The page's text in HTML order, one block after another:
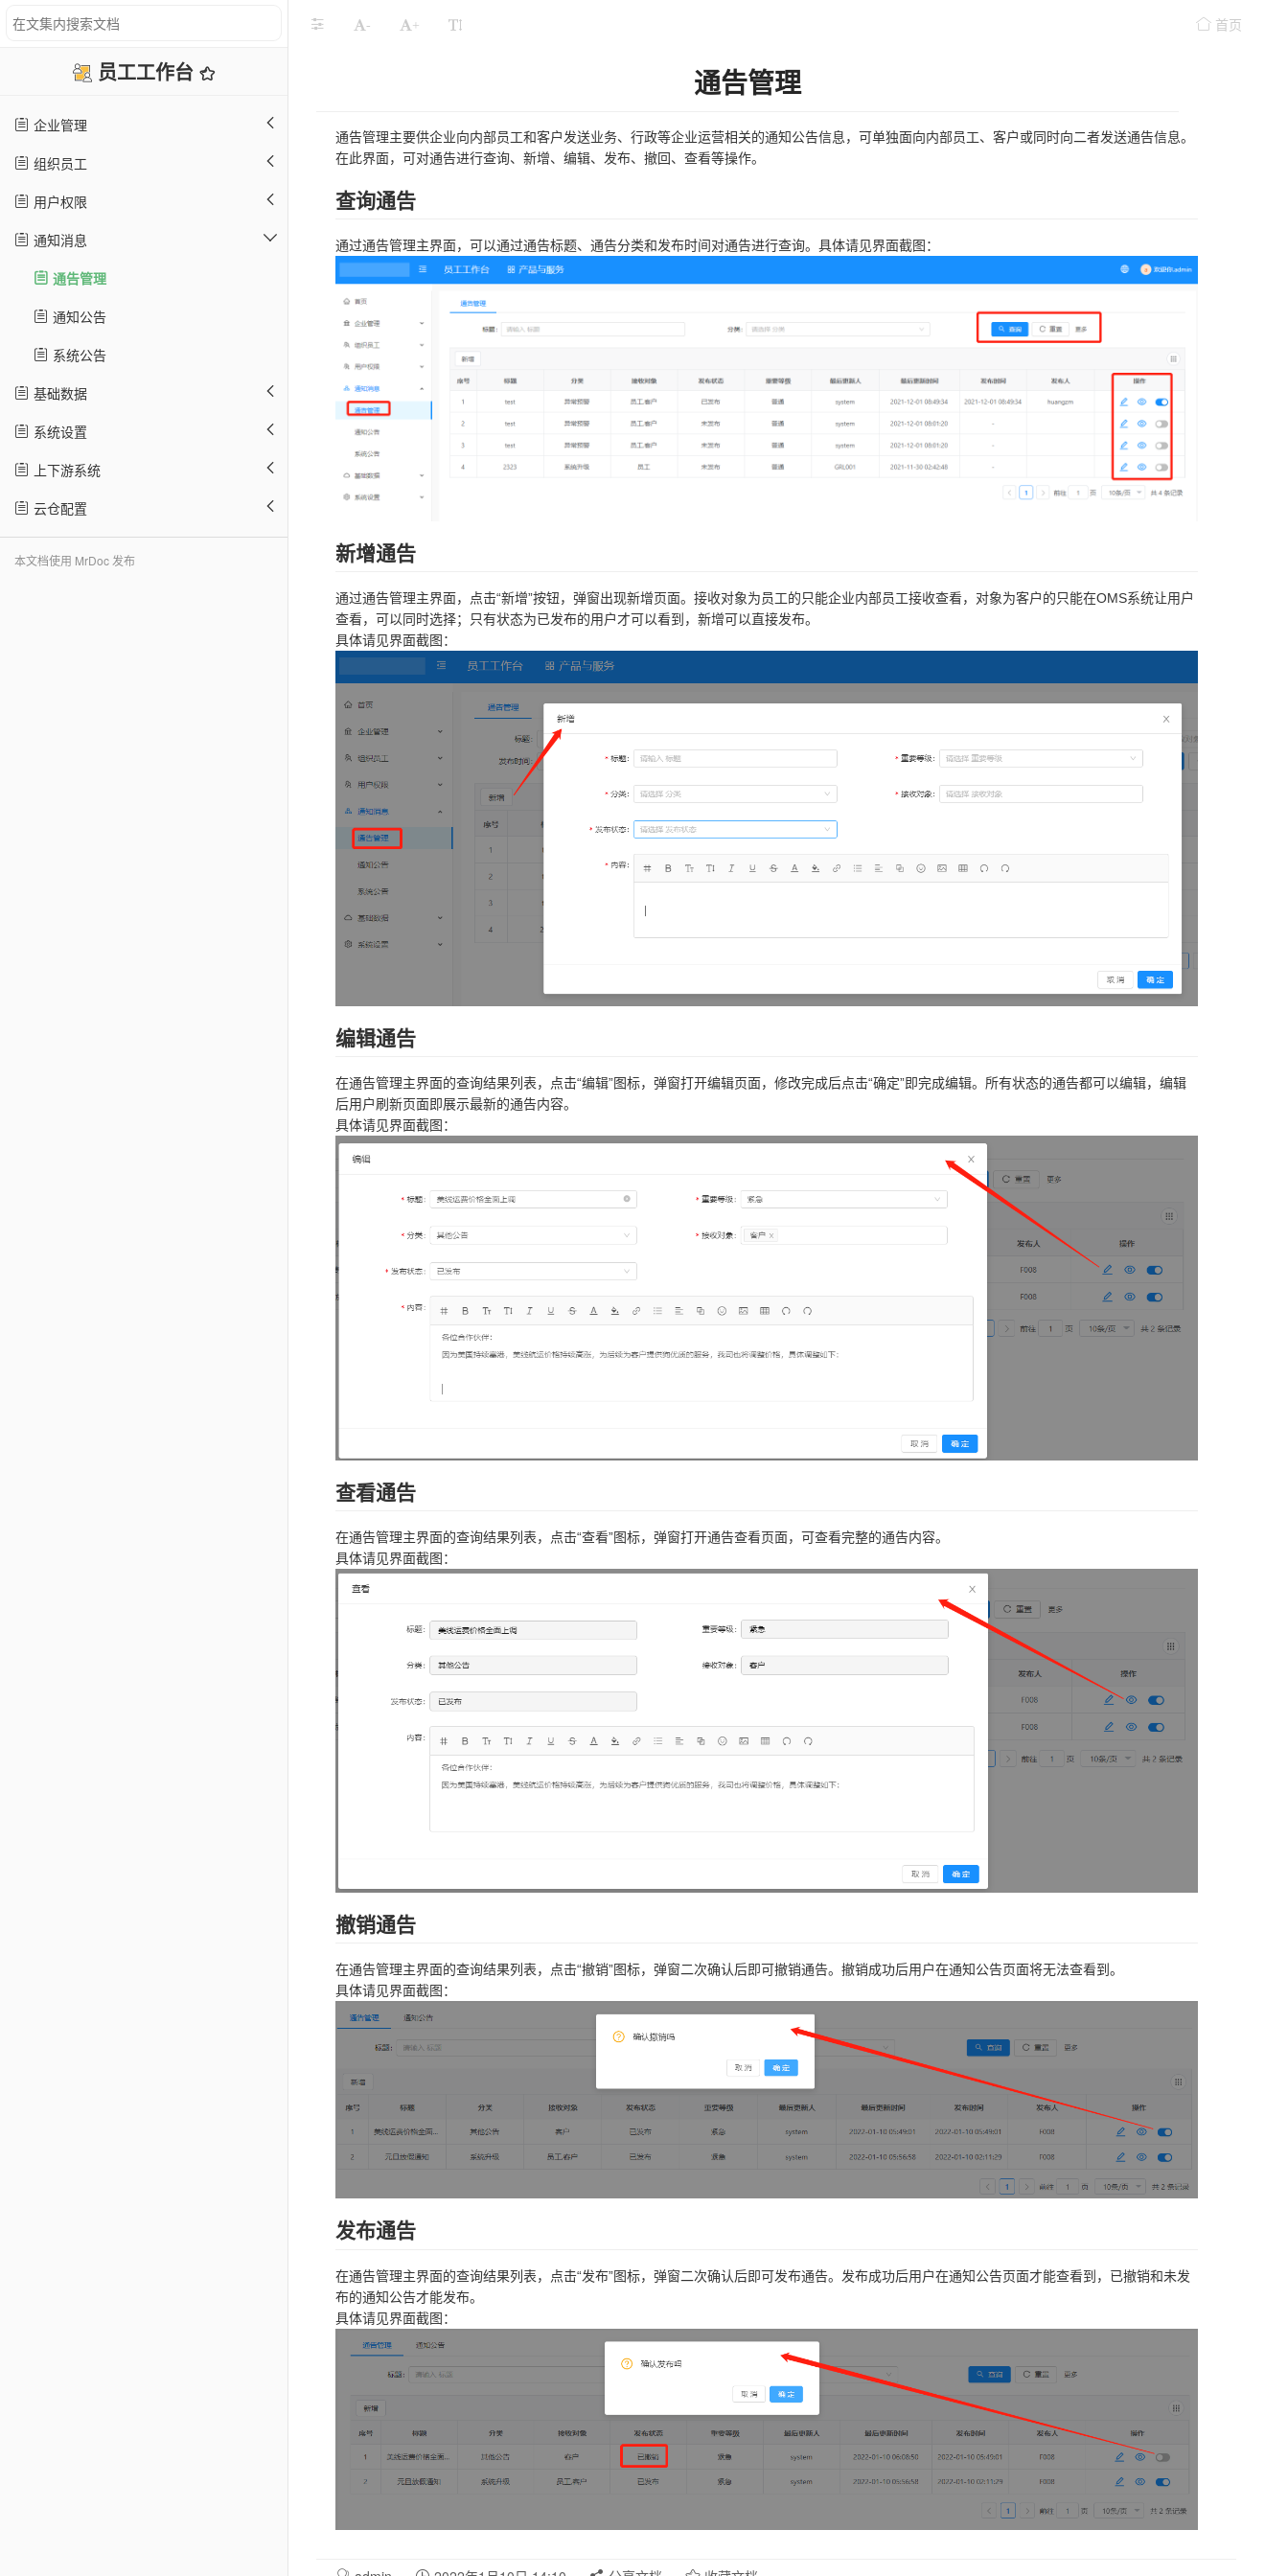
员工工作台
企业管理
组织员工
用户权限
通知消息
通告管理
通知公告
系统公告
基础数据
系统设置
上下游系统
云仓配置
本文档使用 MrDoc 发布
- + 首页
通告管理
通告管理主要供企业向内部员工和客户发送业务、行政等企业运营相关的通知公告信息，可单独面向内部员工、客户或同时向二者发送通告信息。
在此界面，可对通告进行查询、新增、编辑、发布、撤回、查看等操作。
查询通告
通过通告管理主界面，可以通过通告标题、通告分类和发布时间对通告进行查询。具体请见界面截图：
新增通告
通过通告管理主界面，点击“新增”按钮，弹窗出现新增页面。接收对象为员工的只能企业内部员工接收查看，对象为客户的只能在OMS系统让用户
查看，可以同时选择；只有状态为已发布的用户才可以看到，新增可以直接发布。
具体请见界面截图：
编辑通告
在通告管理主界面的查询结果列表，点击“编辑”图标，弹窗打开编辑页面，修改完成后点击“确定”即完成编辑。所有状态的通告都可以编辑，编辑
后用户刷新页面即展示最新的通告内容。
具体请见界面截图：
查看通告
在通告管理主界面的查询结果列表，点击“查看”图标，弹窗打开通告查看页面，可查看完整的通告内容。
具体请见界面截图：
撤销通告
在通告管理主界面的查询结果列表，点击“撤销”图标，弹窗二次确认后即可撤销通告。撤销成功后用户在通知公告页面将无法查看到。
具体请见界面截图：
发布通告
在通告管理主界面的查询结果列表，点击“发布”图标，弹窗二次确认后即可发布通告。发布成功后用户在通知公告页面才能查看到，已撤销和未发
布的通知公告才能发布。
具体请见界面截图：